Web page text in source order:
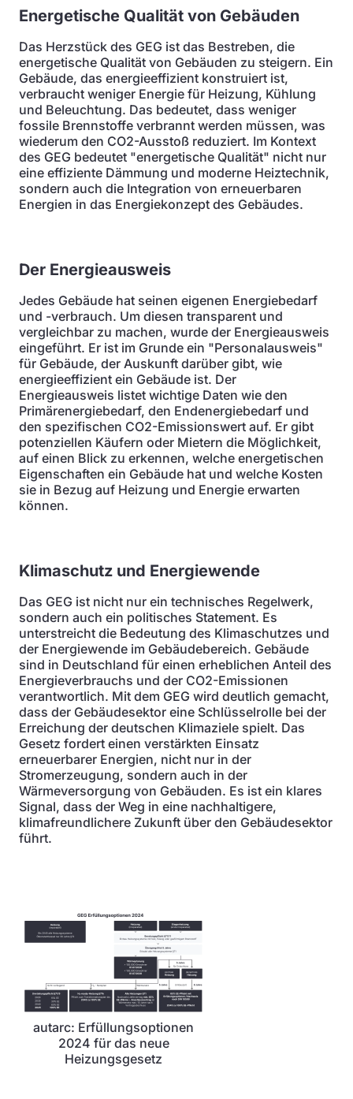
Energetische Qualität von Gebäuden
Das Herzstück des GEG ist das Bestreben, die
energetische Qualität von Gebäuden zu steigern. Ein
Gebäude, das energieeffizient konstruiert ist,
verbraucht weniger Energie für Heizung, Kühlung
und Beleuchtung. Das bedeutet, dass weniger
fossile Brennstoffe verbrannt werden müssen, was
wiederum den CO2-Ausstoß reduziert. Im Kontext
des GEG bedeutet "energetische Qualität" nicht nur
eine effiziente Dämmung und moderne Heiztechnik,
sondern auch die Integration von erneuerbaren
Energien in das Energiekonzept des Gebäudes.
Der Energieausweis
Jedes Gebäude hat seinen eigenen Energiebedarf
und -verbrauch. Um diesen transparent und
vergleichbar zu machen, wurde der Energieausweis
eingeführt. Er ist im Grunde ein "Personalausweis"
für Gebäude, der Auskunft darüber gibt, wie
energieeffizient ein Gebäude ist. Der
Energieausweis listet wichtige Daten wie den
Primärenergiebedarf, den Endenergiebedarf und
den spezifischen CO2-Emissionswert auf. Er gibt
potenziellen Käufern oder Mietern die Möglichkeit,
auf einen Blick zu erkennen, welche energetischen
Eigenschaften ein Gebäude hat und welche Kosten
sie in Bezug auf Heizung und Energie erwarten
können.
Klimaschutz und Energiewende
Das GEG ist nicht nur ein technisches Regelwerk,
sondern auch ein politisches Statement. Es
unterstreicht die Bedeutung des Klimaschutzes und
der Energiewende im Gebäudebereich. Gebäude
sind in Deutschland für einen erheblichen Anteil des
Energieverbrauchs und der CO2-Emissionen
verantwortlich. Mit dem GEG wird deutlich gemacht,
dass der Gebäudesektor eine Schlüsselrolle bei der
Erreichung der deutschen Klimaziele spielt. Das
Gesetz fordert einen verstärkten Einsatz
erneuerbarer Energien, nicht nur in der
Stromerzeugung, sondern auch in der
Wärmeversorgung von Gebäuden. Es ist ein klares
Signal, dass der Weg in eine nachhaltigere,
klimafreundlichere Zukunft über den Gebäudesektor
führt.
autarc: Erfüllungsoptionen
2024 für das neue
Heizungsgesetz